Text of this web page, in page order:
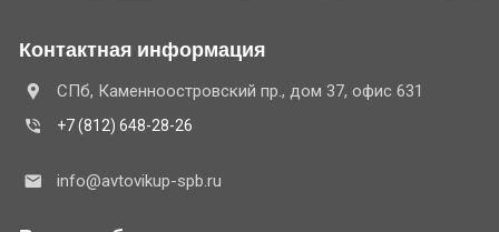
Контактная информация
СПб, Каменноостровский пр., дом 37, офис 631
+7 (812) 648-28-26
info@avtovikup-spb.ru